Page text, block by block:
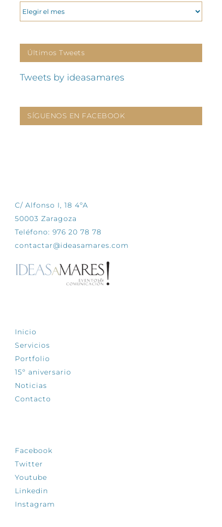
ARCHIVOS
Últimos Tweets
Tweets by ideasamares
SÍGUENOS EN FACEBOOK
C/ Alfonso I, 18 4ºA
50003 Zaragoza
Teléfono: 976 20 78 78
contactar@ideasamares.com
Inicio
Servicios
Portfolio
15º aniversario
Noticias
Contacto
Facebook
Twitter
Youtube
Linkedin
Instagram